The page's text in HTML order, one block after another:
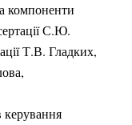
компоненти
С.Ю.
Т.В. Гладких,
керування